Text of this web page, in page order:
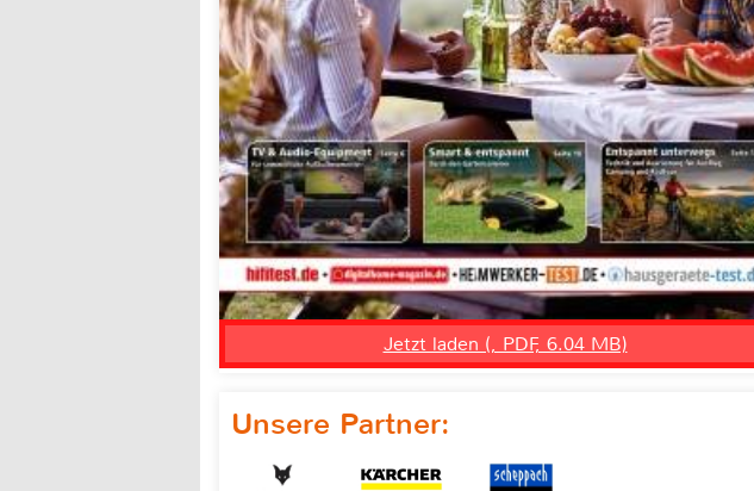
Jetzt laden (, PDF, 6.04 MB)
Unsere Partner: